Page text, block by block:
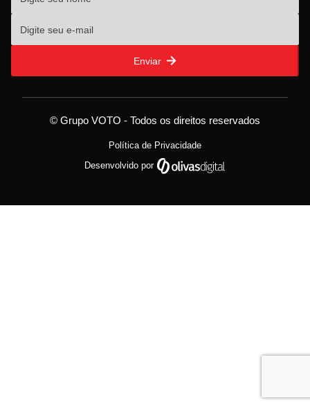
Enviar
© Grupo VOTO - Todos os direitos reservados
Política de Privacidade
Desenvolvido por